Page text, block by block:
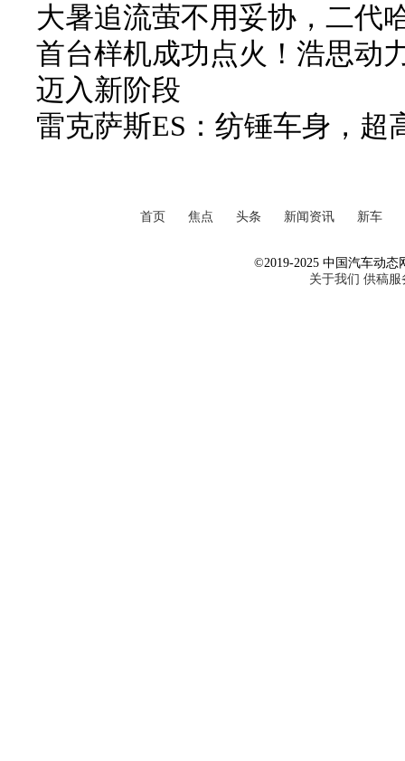
大暑追流萤不用妥协，二代
首台样机成功点火！浩思动
迈入新阶段
雷克萨斯ES：纺锤车身，超
首页 焦点 头条 新闻资讯 新车
©2019-2025 中国汽车动态
关于我们 供稿服